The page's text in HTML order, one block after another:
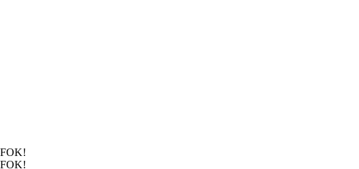
FOK!
FOK!